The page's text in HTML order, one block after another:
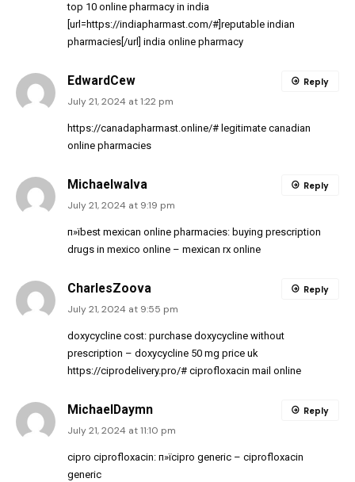
top 10 online pharmacy in india
[url=https://indiapharmast.com/#]reputable indian
pharmacies[/url] india online pharmacy
EdwardCew
July 21, 2024 at 1:22 pm
https://canadapharmast.online/# legitimate canadian
online pharmacies
Reply
MichaelwaIva
July 21, 2024 at 9:19 pm
п»їbest mexican online pharmacies: buying prescription
drugs in mexico online – mexican rx online
Reply
CharlesZoova
July 21, 2024 at 9:55 pm
doxycycline cost: purchase doxycycline without
prescription – doxycycline 50 mg price uk
https://ciprodelivery.pro/# ciprofloxacin mail online
Reply
MichaelDaymn
July 21, 2024 at 11:10 pm
cipro ciprofloxacin: п»їcipro generic – ciprofloxacin
generic
Reply